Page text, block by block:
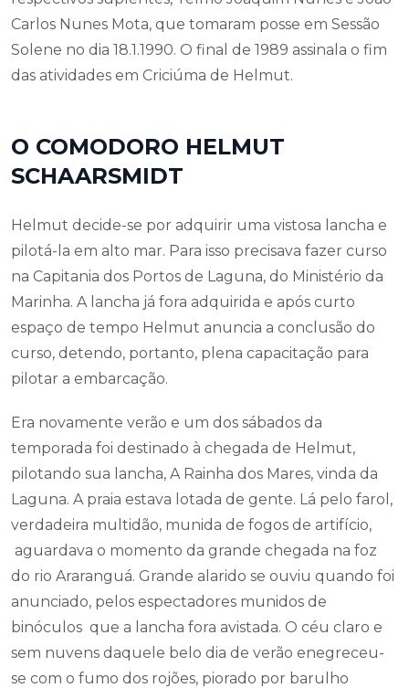
Carlos Nunes Mota, que tomaram posse em Sessão
Solene no dia 18.1.1990. O final de 1989 assinala o fim
das atividades em Criciúma de Helmut.
O COMODORO HELMUT
SCHAARSMIDT
Helmut decide-se por adquirir uma vistosa lancha e
pilotá-la em alto mar. Para isso precisava fazer curso
na Capitania dos Portos de Laguna, do Ministério da
Marinha. A lancha já fora adquirida e após curto
espaço de tempo Helmut anuncia a conclusão do
curso, detendo, portanto, plena capacitação para
pilotar a embarcação.
Era novamente verão e um dos sábados da
temporada foi destinado à chegada de Helmut,
pilotando sua lancha, A Rainha dos Mares, vinda da
Laguna. A praia estava lotada de gente. Lá pelo farol,
verdadeira multidão, munida de fogos de artifício,
aguardava o momento da grande chegada na foz
do rio Araranguá. Grande alarido se ouviu quando foi
anunciado, pelos espectadores munidos de
binóculos que a lancha fora avistada. O céu claro e
sem nuvens daquele belo dia de verão enegreceu-
se com o fumo dos rojões, piorado por barulho